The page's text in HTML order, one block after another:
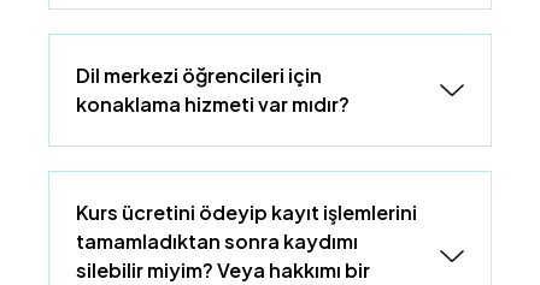
Dil merkezi öğrencileri için
konaklama hizmeti var mıdır?
Kurs ücretini ödeyip kayıt işlemlerini
tamamladıktan sonra kaydımı
silebilir miyim? Veya hakkımı bir